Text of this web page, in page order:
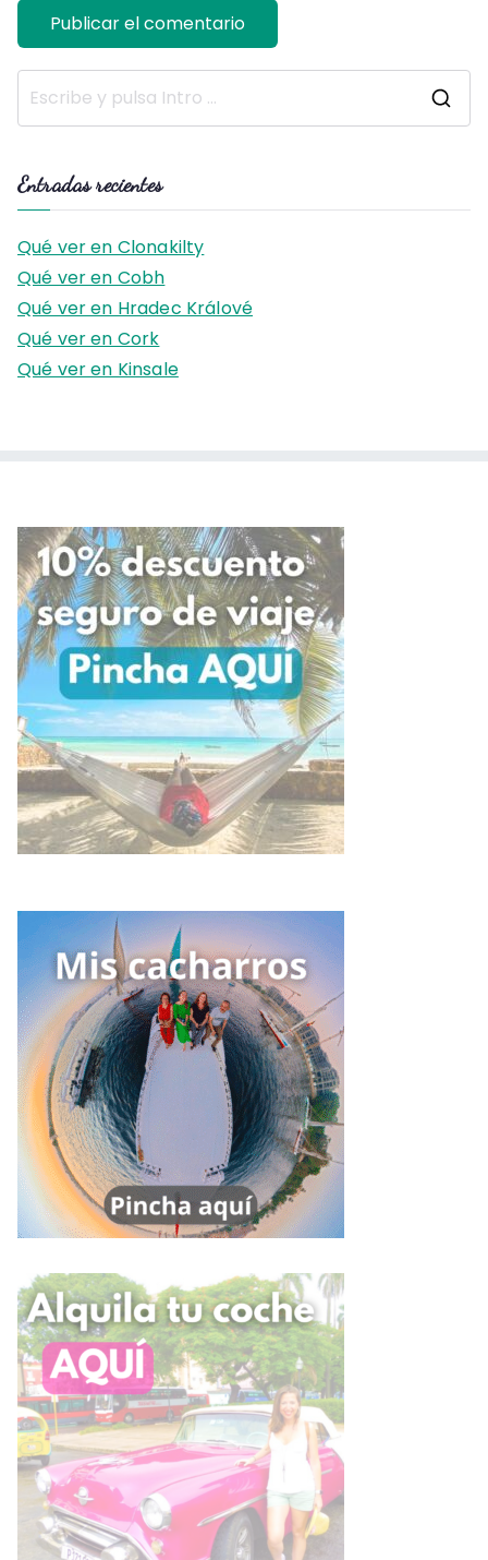
Entradas recientes
Qué ver en Clonakilty
Qué ver en Cobh
Qué ver en Hradec Králové
Qué ver en Cork
Qué ver en Kinsale